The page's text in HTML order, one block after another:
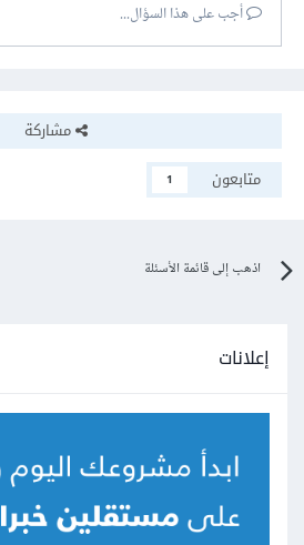
أجب على هذا السؤال...
مشاركة
متابعون
1
اذهب إلى قائمة الأسئلة
إعلانات